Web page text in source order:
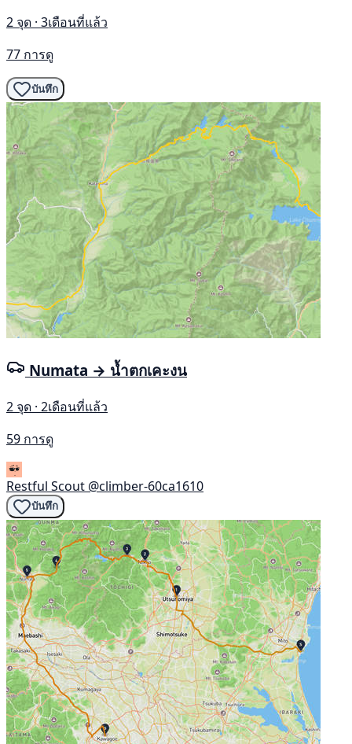
2 จุด · 3เดือนที่แล้ว
77 การดู
บันทึก
Numata → น้ำตกเคะงน
2 จุด · 2เดือนที่แล้ว
59 การดู
Restful Scout @climber-60ca1610
บันทึก